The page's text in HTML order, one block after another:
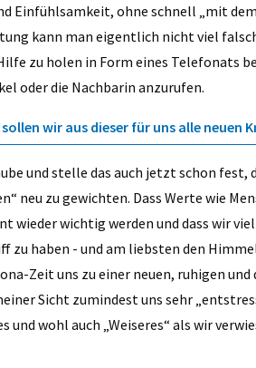
Einfühlsamkeit, ohne schnell „mit
kann man eigentlich nicht viel
zu holen in Form eines Telefonats
oder die Nachbarin anzurufen.
wir aus dieser für uns alle neuen
und stelle das auch jetzt schon fest,
neu zu gewichten. Dass Werte wie
wieder wichtig werden und dass wir
zu haben - und am liebsten den
Zeit uns zu einer neuen, ruhigen
Sicht zumindest uns sehr
und wohl auch „Weiseres“ als wir